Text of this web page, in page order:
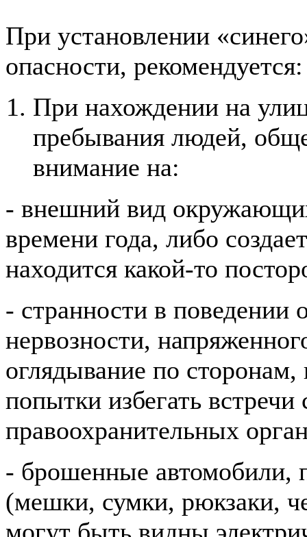
При установлении
опасности, рекомендуется:
При нахождении на
пребывания людей,
внимание на:
- внешний вид
времени года, либо
находится какой-то
- странности в
нервозности,
оглядывание по
попытки избегать встречи
правоохранительных
- брошенные автомобили,
(мешки, сумки, рюкзаки,